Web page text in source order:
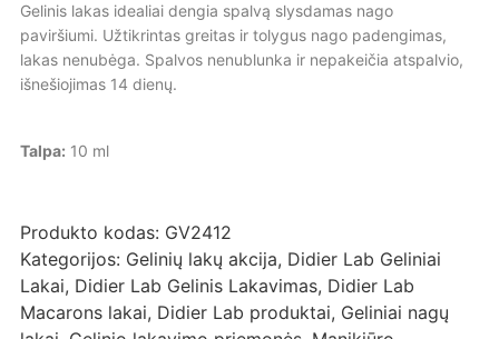
Gelinis lakas idealiai dengia spalvą slysdamas nago
paviršiumi. Užtikrintas greitas ir tolygus nago padengimas,
lakas nenubėga. Spalvos nenublunka ir nepakeičia atspalvio,
išnešiojimas 14 dienų.
Talpa: 10 ml
Produkto kodas: GV2412
Kategorijos: Gelinių lakų akcija, Didier Lab Geliniai
Lakai, Didier Lab Gelinis Lakavimas, Didier Lab
Macarons lakai, Didier Lab produktai, Geliniai nagų